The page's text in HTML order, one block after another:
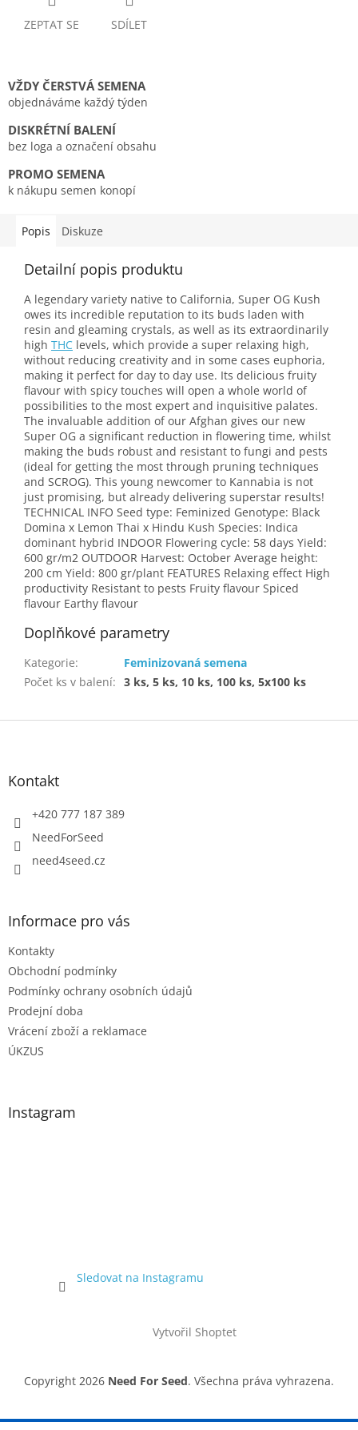
ZEPTAT SE SDÍLET
VŽDY ČERSTVÁ SEMENA
objednáváme každý týden
DISKRÉTNÍ BALENÍ
bez loga a označení obsahu
PROMO SEMENA
k nákupu semen konopí
Popis Diskuze
Detailní popis produktu
A legendary variety native to California, Super OG Kush
owes its incredible reputation to its buds laden with
resin and gleaming crystals, as well as its extraordinarily
high THC levels, which provide a super relaxing high,
without reducing creativity and in some cases euphoria,
making it perfect for day to day use. Its delicious fruity
flavour with spicy touches will open a whole world of
possibilities to the most expert and inquisitive palates.
The invaluable addition of our Afghan gives our new
Super OG a significant reduction in flowering time, whilst
making the buds robust and resistant to fungi and pests
(ideal for getting the most through pruning techniques
and SCROG). This young newcomer to Kannabia is not
just promising, but already delivering superstar results!
TECHNICAL INFO Seed type: Feminized Genotype: Black
Domina x Lemon Thai x Hindu Kush Species: Indica
dominant hybrid INDOOR Flowering cycle: 58 days Yield:
600 gr/m2 OUTDOOR Harvest: October Average height:
200 cm Yield: 800 gr/plant FEATURES Relaxing effect High
productivity Resistant to pests Fruity flavour Spiced
flavour Earthy flavour
Doplňkové parametry
Kategorie:
Feminizovaná semena
Počet ks v balení: 3 ks, 5 ks, 10 ks, 100 ks, 5x100 ks
Z
Kontakt
+420 777 187 389
NeedForSeed
need4seed.cz
Informace pro vás
Kontakty
Obchodní podmínky
Podmínky ochrany osobních údajů
Prodejní doba
Vrácení zboží a reklamace
ÚKZUS
Instagram
Sledovat na Instagramu
Vytvořil Shoptet
Copyright 2026 Need For Seed. Všechna práva vyhrazena.